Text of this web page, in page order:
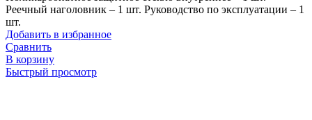
Реечный наголовник – 1 шт. Руководство по эксплуатации – 1
шт.
Добавить в избранное
Сравнить
В корзину
Быстрый просмотр